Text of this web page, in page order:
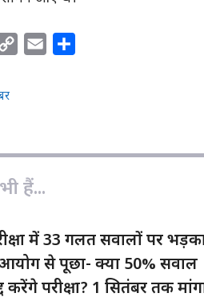
i
हैं...
में 33 गलत सवालों पर
आयोग से पूछा- क्या 50% सवाल
करेंगे परीक्षा? 1 सितंबर तक